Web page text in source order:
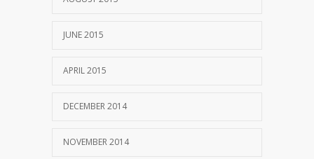
JUNE 2015
APRIL 2015
DECEMBER 2014
NOVEMBER 2014